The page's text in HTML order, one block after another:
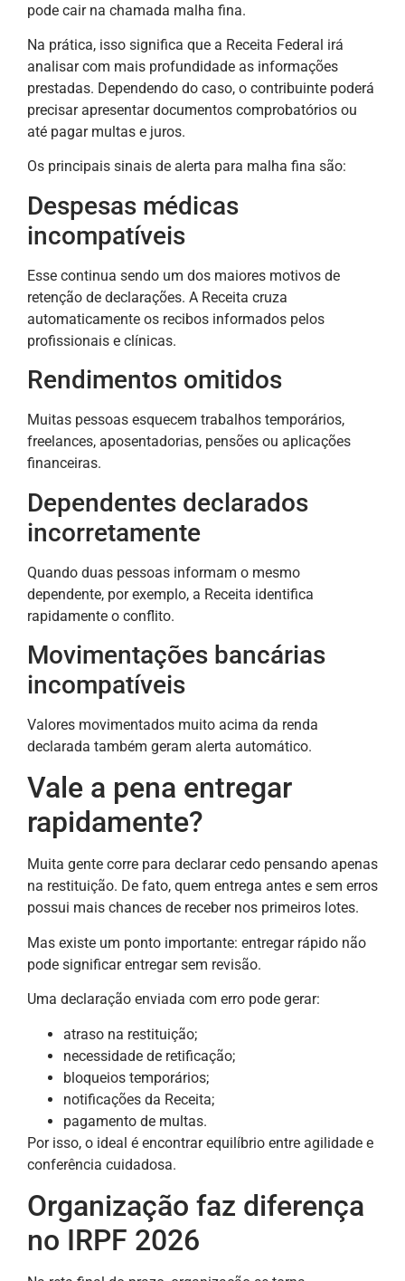
pode cair na chamada malha fina.
Na prática, isso significa que a Receita Federal irá
analisar com mais profundidade as informações
prestadas. Dependendo do caso, o contribuinte poderá
precisar apresentar documentos comprobatórios ou
até pagar multas e juros.
Os principais sinais de alerta para malha fina são:
Despesas médicas
incompatíveis
Esse continua sendo um dos maiores motivos de
retenção de declarações. A Receita cruza
automaticamente os recibos informados pelos
profissionais e clínicas.
Rendimentos omitidos
Muitas pessoas esquecem trabalhos temporários,
freelances, aposentadorias, pensões ou aplicações
financeiras.
Dependentes declarados
incorretamente
Quando duas pessoas informam o mesmo
dependente, por exemplo, a Receita identifica
rapidamente o conflito.
Movimentações bancárias
incompatíveis
Valores movimentados muito acima da renda
declarada também geram alerta automático.
Vale a pena entregar
rapidamente?
Muita gente corre para declarar cedo pensando apenas
na restituição. De fato, quem entrega antes e sem erros
possui mais chances de receber nos primeiros lotes.
Mas existe um ponto importante: entregar rápido não
pode significar entregar sem revisão.
Uma declaração enviada com erro pode gerar:
atraso na restituição;
necessidade de retificação;
bloqueios temporários;
notificações da Receita;
pagamento de multas.
Por isso, o ideal é encontrar equilíbrio entre agilidade e
conferência cuidadosa.
Organização faz diferença
no IRPF 2026